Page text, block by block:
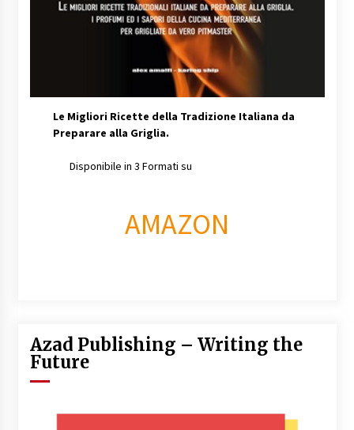
Le Migliori Ricette della Tradizione Italiana da
Preparare alla Griglia.
Disponibile in 3 Formati su
AMAZON
Azad Publishing – Writing the
Future